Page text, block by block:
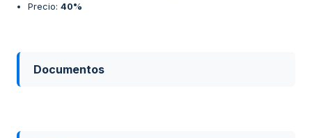
Precio: 40%
Documentos